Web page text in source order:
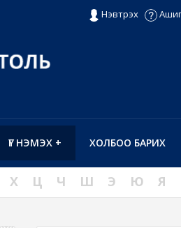
Нэвтрэх
ХОЛБОО БАРИХ
ҮГ НЭМЭХ +
Х Ц Ч Ш Э Ю Я